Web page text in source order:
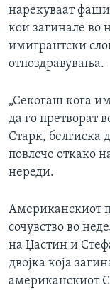
нарекуваат
кои загинале во
имигрантски
отпоздравувања.
„Секогаш кога
да го претворат
Старк, белгиска
повлече откако
нереди.
Американскиот
сочувство во
на Џастин и
двојка која
американскиот